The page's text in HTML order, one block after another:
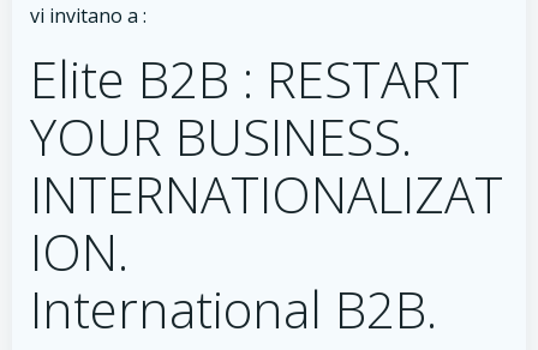
vi invitano a :
Elite B2B : RESTART
YOUR BUSINESS.
INTERNATIONALIZAT
ION.
International B2B.